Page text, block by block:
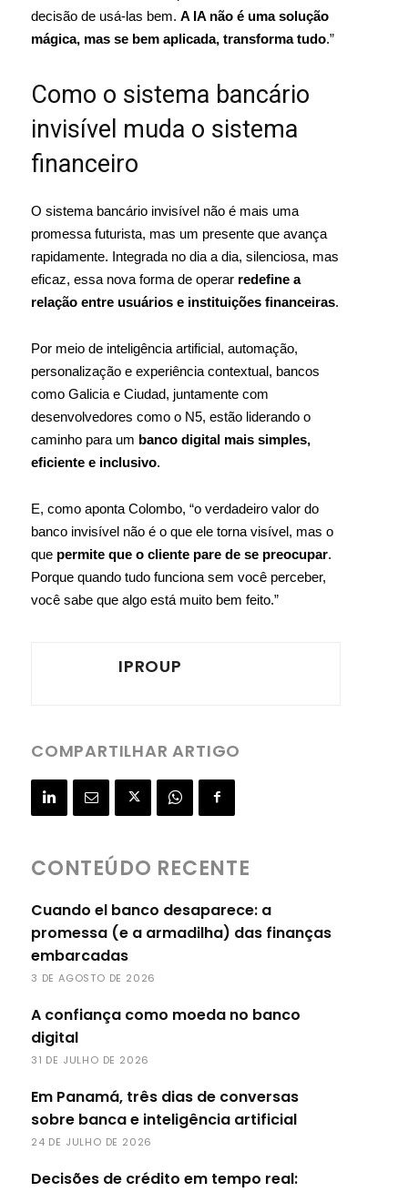
decisão de usá-las bem. A IA não é uma solução
mágica, mas se bem aplicada, transforma tudo.”
Como o sistema bancário
invisível muda o sistema
financeiro
O sistema bancário invisível não é mais uma
promessa futurista, mas um presente que avança
rapidamente. Integrada no dia a dia, silenciosa, mas
eficaz, essa nova forma de operar redefine a
relação entre usuários e instituições financeiras.
Por meio de inteligência artificial, automação,
personalização e experiência contextual, bancos
como Galicia e Ciudad, juntamente com
desenvolvedores como o N5, estão liderando o
caminho para um banco digital mais simples,
eficiente e inclusivo.
E, como aponta Colombo, “o verdadeiro valor do
banco invisível não é o que ele torna visível, mas o
que permite que o cliente pare de se preocupar.
Porque quando tudo funciona sem você perceber,
você sabe que algo está muito bem feito.”
IPROUP
COMPARTILHAR ARTIGO
CONTEÚDO RECENTE
Cuando el banco desaparece: a
promessa (e a armadilha) das finanças
embarcadas
3 DE AGOSTO DE 2026
A confiança como moeda no banco
digital
31 DE JULHO DE 2026
Em Panamá, três dias de conversas
sobre banca e inteligência artificial
24 DE JULHO DE 2026
Decisões de crédito em tempo real: